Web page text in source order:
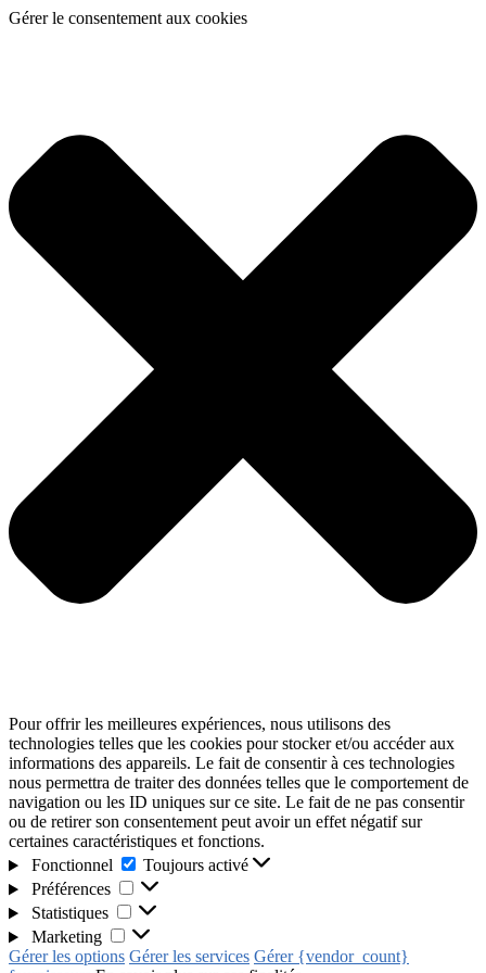
Gérer le consentement aux cookies
Pour offrir les meilleures expériences, nous utilisons des
technologies telles que les cookies pour stocker et/ou accéder aux
informations des appareils. Le fait de consentir à ces technologies
nous permettra de traiter des données telles que le comportement de
navigation ou les ID uniques sur ce site. Le fait de ne pas consentir
ou de retirer son consentement peut avoir un effet négatif sur
certaines caractéristiques et fonctions.
Fonctionnel
Toujours activé
Préférences
Statistiques
Marketing
Gérer les options Gérer les services Gérer {vendor_count}